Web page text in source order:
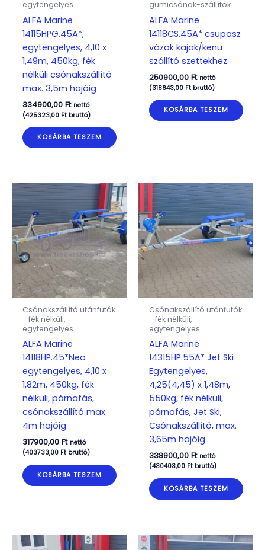
egytengelyes
ALFA Marine
14115HPG.45A*,
egytengelyes, 4,10 x
1,49m, 450kg, fék
nélküli csónakszállító
max. 3,5m hajóig
334900,00 Ft nettó
(425323,00 Ftbruttó)
KOSÁRBA TESZEM
gumicsónak-szállítók
ALFA Marine
14118CS.45A* csupasz
vázak kajak/kenu
szállító szettekhez
250900,00 Ft nettó
(318643,00 Ftbruttó)
KOSÁRBA TESZEM
Csónakszállító utánfutók
- fék nélküli,
egytengelyes
ALFA Marine
14118HP.45*Neo
egytengelyes, 4,10 x
1,82m, 450kg, fék
nélküli, párnafás,
csónakszállító max.
4m hajóig
317900,00 Ft nettó
(403733,00 Ftbruttó)
KOSÁRBA TESZEM
Csónakszállító utánfutók
- fék nélküli,
egytengelyes
ALFA Marine
14315HP.55A* Jet Ski
Egytengelyes,
4,25(4,45) x 1,48m,
550kg, fék nélküli,
párnafás, Jet Ski,
Csónakszállító, max.
3,65m hajóig
338900,00 Ft nettó
(430403,00 Ftbruttó)
KOSÁRBA TESZEM